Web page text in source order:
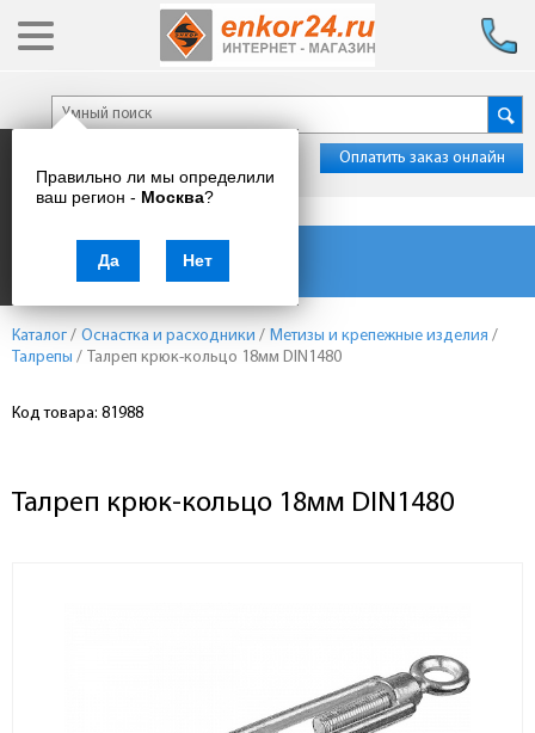
Правильно ли мы определили
ваш регион - Москва?
Да Нет
Оплатить заказ онлайн
Каталог товаров
Каталог / Оснастка и расходники / Метизы и крепежные изделия /
Талрепы / Талреп крюк-кольцо 18мм DIN1480
Код товара: 81988
Талреп крюк-кольцо 18мм DIN1480